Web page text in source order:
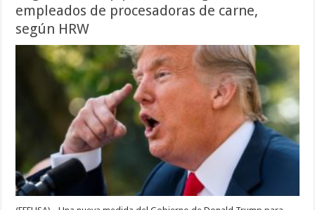
empleados de procesadoras de carne,
según HRW